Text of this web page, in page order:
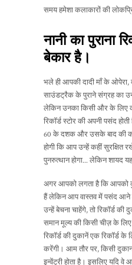
समय हमेशा कलाकारों की
नानी का पुराना
बेकार है।
भले ही आपकी दादी माँ के
साउंडट्रैक के पुराने संग्रह का
लेकिन उनका किसी और के लिए
रिकॉर्ड स्टोर की अपनी पसंद
60 के दशक और उसके बाद की
होगी कि आप उन्हें कहीं सुरक्षित
पुनरुत्थान होगा... लेकिन शायद
अगर आपको लगता है कि आपको
हैं लेकिन आप वास्तव में पसंद आने
उन्हें बेचना चाहेंगे, तो रिकॉर्ड
समान मूल्य की किसी चीज़ के
रिकॉर्ड की दुकानें एक रिकॉर्ड
करेंगी। आम तौर पर, किसी
इन्वेंट्री होता है। इसलिए यदि वे